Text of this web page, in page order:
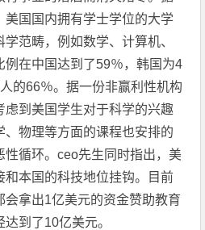
美国国内拥有学士学位的大学
范畴，例如数学、计算机、
例在中国达到了59％，韩国为4
的66％。据一份非赢利性机构
虑到美国学生对于科学的兴趣
、物理等方面的课程也安排的
性循环。ceo先生同时指出，美
和本国的科技地位挂钩。目前
会拿出1亿美元的资金赞助教育
到了10亿美元。